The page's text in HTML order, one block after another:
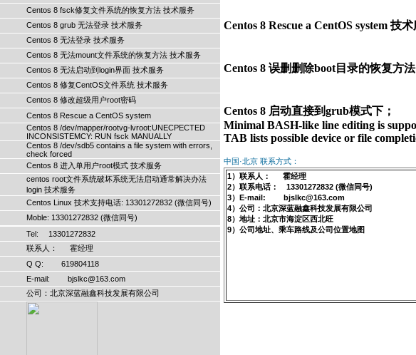
Centos 8 fsck修复文件系统的恢复方法 技术服务
Centos 8 grub 无法登录 技术服务
Centos 8 无法登录 技术服务
Centos 8 无法mount文件系统的恢复方法 技术服务
Centos 8 无法启动到login界面 技术服务
Centos 8 修复CentOS文件系统 技术服务
Centos 8 修改超级用户root密码
Centos 8 Rescue a CentOS system
Centos 8 /dev/mapper/rootvg-lvroot:UNECPECTED
INCONSISTEMCY: RUN fsck MANUALLY
Centos 8 /dev/sdb5 contains a file system with errors,
check forced
Centos 8 进入单用户root模式 技术服务
centos root文件系统破坏系统无法启动通常解决办法
login 技术服务
Centos Linux 技术支持电话: 13301272832 (微信同号)
Moble: 13301272832 (微信同号)
Tel: 13301272832
联系人： 霍经理
Q Q: 619804118
E-mail: bjslkc@163.com
公司：北京深蓝融鑫科技发展有限公司
Centos 8 启动直接到grub模式下；
Minimal BASH-like line editing is
中国·北京 联系方式：
1）联系人： 霍经理
2）联系电话： 13301272832 (微信同号)
3）E-mail: bjslkc@163.com
4）公司：北京深蓝融鑫科技发展有限公司
8）地址：北京市海淀区西北旺
9）公司地址、乘车路线及公司位置地图